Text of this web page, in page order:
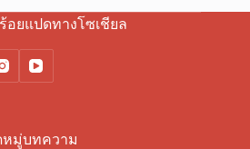
อยแปดทางโซเชียล
มู่บทความ